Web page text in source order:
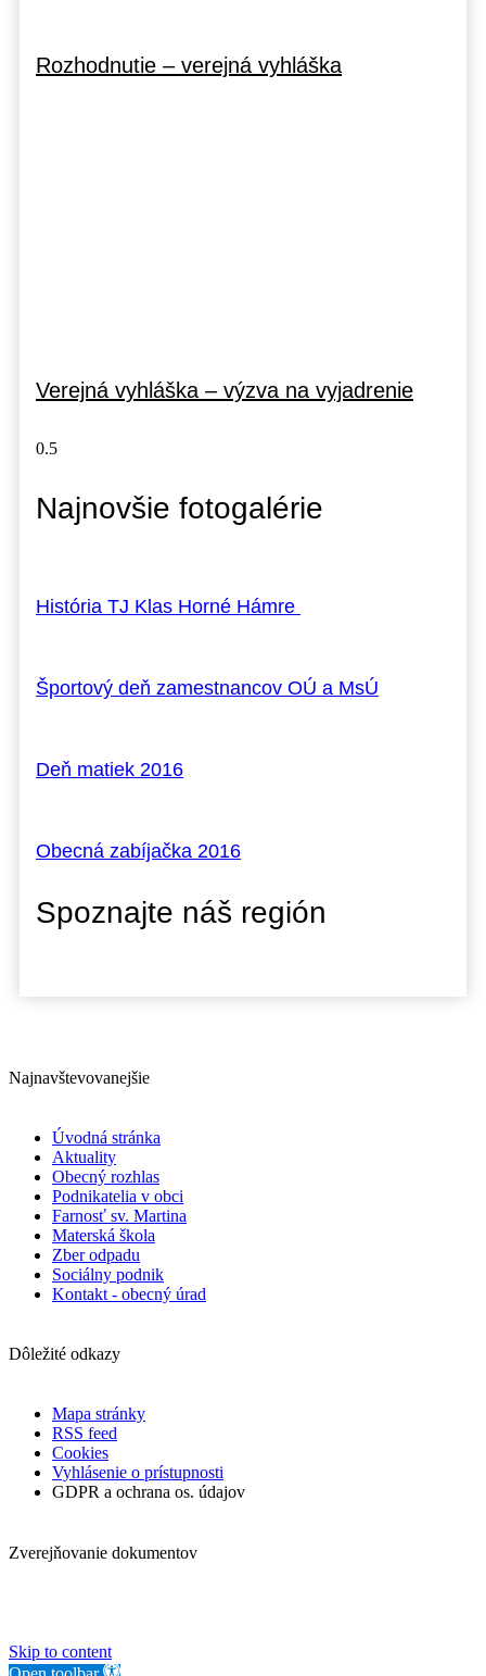
Rozhodnutie – verejná vyhláška
Verejná vyhláška – výzva na vyjadrenie
Najnovšie fotogalérie
História TJ Klas Horné Hámre
Športový deň zamestnancov OÚ a MsÚ
Deň matiek 2016
Obecná zabíjačka 2016
Spoznajte náš región
Najnavštevovanejšie
Úvodná stránka
Aktuality
Obecný rozhlas
Podnikatelia v obci
Farnosť sv. Martina
Materská škola
Zber odpadu
Sociálny podnik
Kontakt - obecný úrad
Dôležité odkazy
Mapa stránky
RSS feed
Cookies
Vyhlásenie o prístupnosti
GDPR a ochrana os. údajov
Zverejňovanie dokumentov
Skip to content